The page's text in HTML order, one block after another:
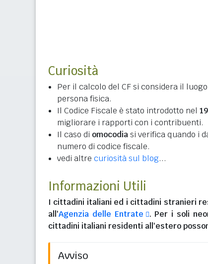
Curiosità
Per il calcolo del CF si considera il
persona fisica.
Il Codice Fiscale è stato introdotto nel
migliorare i rapporti con i contribuenti.
Il caso di omocodiasi verifica quando i
numero di codice fiscale.
vedi altre curiosità sul blog...
Informazioni Utili
I cittadini italiani ed i cittadini stranieri
all'Agenzia delle Entrate
. Per i soli
cittadini italiani residenti all'estero
Avviso